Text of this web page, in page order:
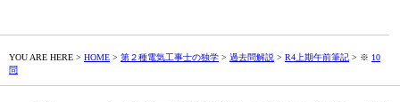
YOU ARE HERE > HOME > 第２種電気工事士の独学 > 過去問解説 > R4上期午前筆記 > ※ 10
問